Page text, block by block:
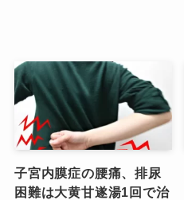
子宮内膜症の腰痛、排尿
困難は大黄甘遂湯1回で治